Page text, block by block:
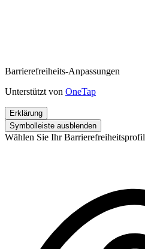
Barrierefreiheits-Anpassungen
Unterstützt von OneTap
Erklärung
Symbolleiste ausblenden
Wählen Sie Ihr Barrierefreiheitsprofil